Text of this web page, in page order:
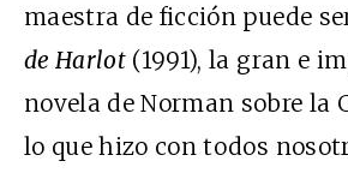
maestra de ficción puede
de Harlot (1991), la gran e
novela de Norman sobre la
lo que hizo con todos